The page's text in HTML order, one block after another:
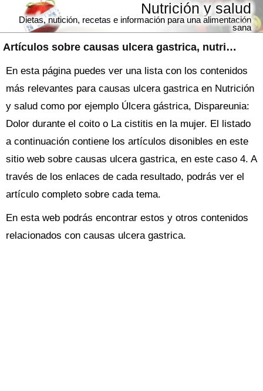
Artículos sobre causas ulcera gastrica, nutrición y salud
Nutrición y salud
Dietas, nutición, recetas e información para una alimentación
sana
En esta página puedes ver una lista con los contenidos
más relevantes para causas ulcera gastrica en Nutrición
y salud como por ejemplo Úlcera gástrica, Dispareunia:
Dolor durante el coito o La cistitis en la mujer. El listado
a continuación contiene los artículos disonibles en este
sitio web sobre causas ulcera gastrica, en este caso 4. A
través de los enlaces de cada resultado, podrás ver el
artículo completo sobre cada tema.
En esta web podrás encontrar estos y otros contenidos
relacionados con causas ulcera gastrica.